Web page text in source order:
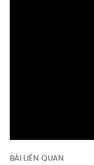
BÀI LIÊN QUAN